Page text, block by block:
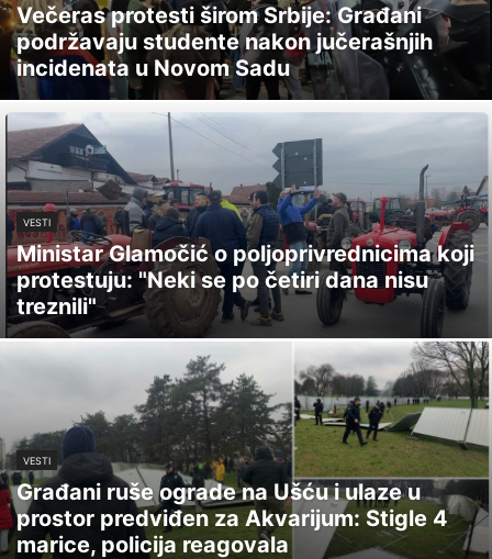
Večeras protesti širom Srbije: Građani
podržavaju studente nakon jučerašnjih
incidenata u Novom Sadu
VESTI
Ministar Glamočić o poljoprivrednicima koji
protestuju: "Neki se po četiri dana nisu
treznili"
VESTI
Građani ruše ograde na Ušću i ulaze u
prostor predviđen za Akvarijum: Stigle 4
marice, policija reagovala